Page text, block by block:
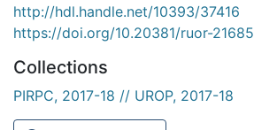
http://hdl.handle.net/10393/37416
https://doi.org/10.20381/ruor-21685
Collections
PIRPC, 2017-18 // UROP, 2017-18